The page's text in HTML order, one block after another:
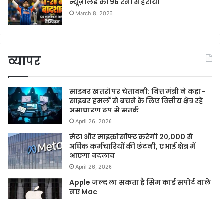
न्यूज़ीलैंड को 96 रनों से हराया
March 8, 2026
व्यापर
साइबर खतरों पर चेतावनी: वित्त मंत्री ने कहा-
साइबर हमलों से बचने के लिए वित्तीय क्षेत्र रहे
असाधारण रूप से सतर्क
April 26, 2026
मेटा और माइक्रोसॉफ्ट करेगी 20,000 से
अधिक कर्मचारियों की छंटनी, एआई क्षेत्र में
आएगा बदलाव
April 26, 2026
Apple जल्द ला सकता है सिम कार्ड सपोर्ट वाले
नए Mac